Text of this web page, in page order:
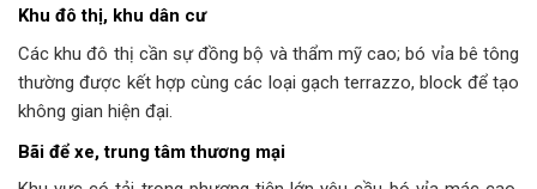
Khu đô thị, khu dân cư
Các khu đô thị cần sự đồng bộ và thẩm mỹ cao; bó vỉa bê tông
thường được kết hợp cùng các loại gạch terrazzo, block để tạo
không gian hiện đại.
Bãi để xe, trung tâm thương mại